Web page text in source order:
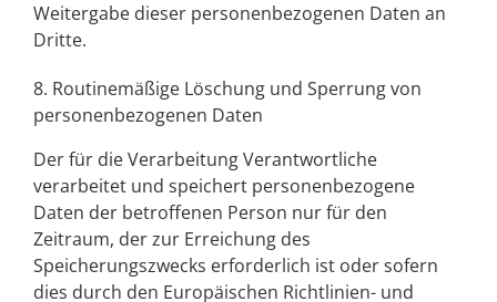
Weitergabe dieser personenbezogenen Daten an
Dritte.
8. Routinemäßige Löschung und Sperrung von
personenbezogenen Daten
Der für die Verarbeitung Verantwortliche
verarbeitet und speichert personenbezogene
Daten der betroffenen Person nur für den
Zeitraum, der zur Erreichung des
Speicherungszwecks erforderlich ist oder sofern
dies durch den Europäischen Richtlinien- und